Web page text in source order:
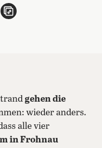
teilen
per E-Mail teilen
gehen die
wieder anders.
alle vier
in Frohnau